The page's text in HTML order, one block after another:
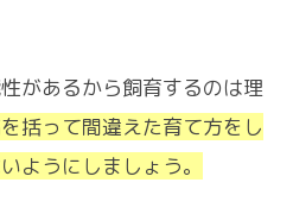
があるから飼育するのは理
括って間違えた育て方をし
ようにしましょう。